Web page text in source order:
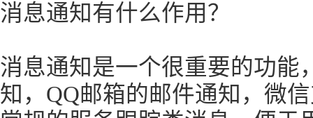
消息通知有什么作用？
消息通知是一个很重要的功能
知，QQ邮箱的邮件通知，微